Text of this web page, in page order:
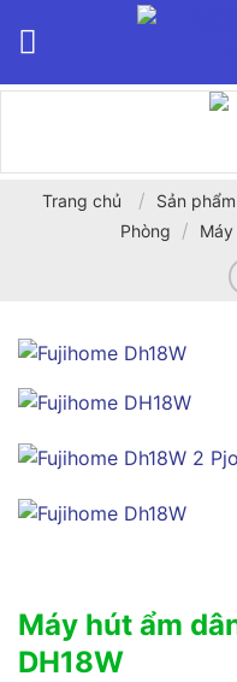
Trang chủ / Sản phẩm
Phòng
/
Máy hút ẩm
DH18W